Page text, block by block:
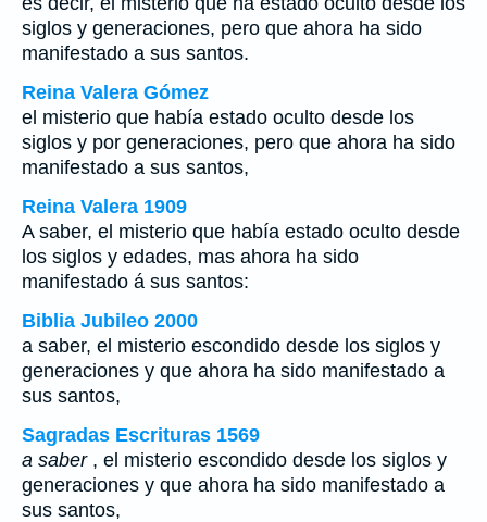
siglos y generaciones, pero que ahora ha sido
manifestado a sus santos.
Reina Valera Gómez
el misterio que había estado oculto desde los
siglos y por generaciones, pero que ahora ha sido
manifestado a sus santos,
Reina Valera 1909
A saber, el misterio que había estado oculto desde
los siglos y edades, mas ahora ha sido
manifestado á sus santos:
Biblia Jubileo 2000
a saber, el misterio escondido desde los siglos y
generaciones y que ahora ha sido manifestado a
sus santos,
Sagradas Escrituras 1569
a saber, el misterio escondido desde los siglos y
generaciones y que ahora ha sido manifestado a
sus santos,